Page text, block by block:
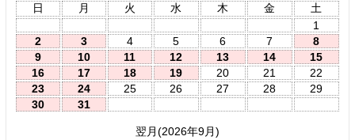
日
月 火 水 木 金
土
1
2
3 4 5 6 7
8
9
10 11 12 13 14
15
16
17 18 19 20 21
22
23
24 25 26 27 28
29
30
31
翌月(2026年9月)